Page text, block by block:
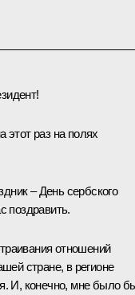
этот раз на полях
– День сербского
поздравить.
отношений
стране, в регионе
И, конечно, мне было